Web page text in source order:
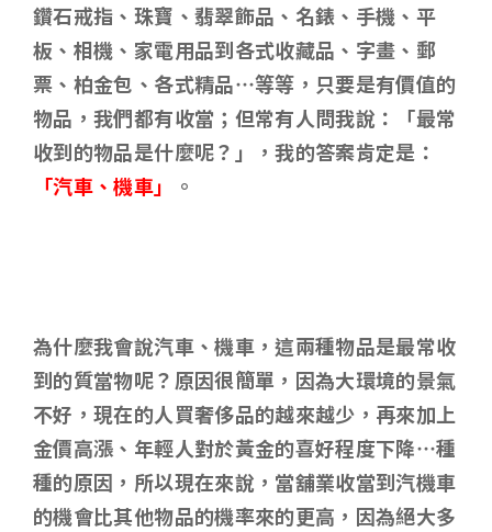
鑽石戒指、珠寶、翡翠飾品、名錶、手機、平
板、相機、家電用品到各式收藏品、字畫、郵
票、柏金包、各式精品…等等，只要是有價值的
物品，我們都有收當；但常有人問我說：「最常
收到的物品是什麼呢？」，我的答案肯定是：
「汽車、機車」
。
為什麼我會說汽車、機車，這兩種物品是最常收
到的質當物呢？原因很簡單，因為大環境的景氣
不好，現在的人買奢侈品的越來越少，再來加上
金價高漲、年輕人對於黃金的喜好程度下降…種
種的原因，所以現在來說，當舖業收當到汽機車
的機會比其他物品的機率來的更高，因為絕大多